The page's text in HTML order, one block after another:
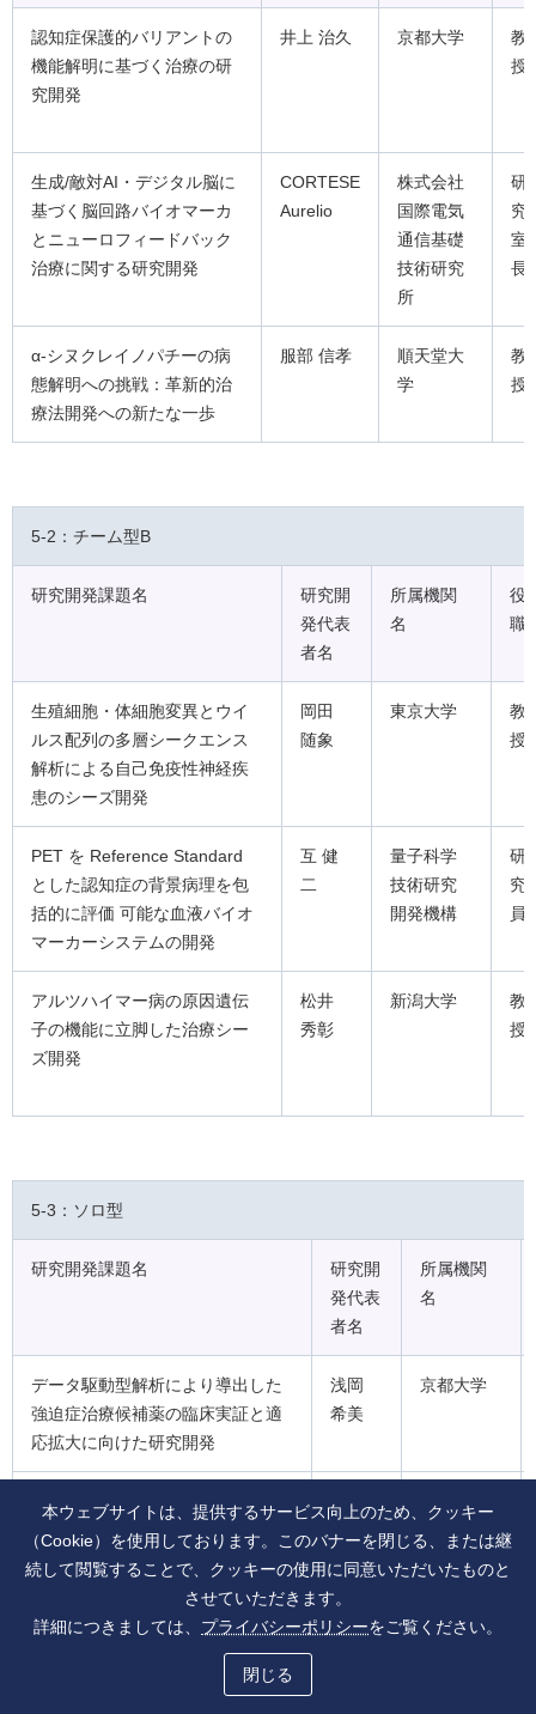
認知症保護的バリアントの
機能解明に基づく治療の研
究開発
井上 治久 京都大学
教
授
生成/敵対AI・デジタル脳に
基づく脳回路バイオマーカ
とニューロフィードバック
治療に関する研究開発
CORTESE
Aurelio
株式会社
国際電気
通信基礎
技術研究
所
研
究
室
長
α-シヌクレイノパチーの病
態解明への挑戦：革新的治
療法開発への新たな一歩
服部 信孝
順天堂大
学
教
授
5-2：チーム型B
研究開発課題名
研究開
発代表
者名
所属機関
名
役
職
生殖細胞・体細胞変異とウイ
ルス配列の多層シークエンス
解析による自己免疫性神経疾
患のシーズ開発
岡田
随象
東京大学
教
授
PET を Reference Standard
とした認知症の背景病理を包
括的に評価 可能な血液バイオ
マーカーシステムの開発
互 健
二
量子科学
技術研究
開発機構
研
究
員
アルツハイマー病の原因遺伝
子の機能に立脚した治療シー
ズ開発
松井
秀彰
新潟大学
教
授
5-3：ソロ型
研究開発課題名
研究開
発代表
者名
所属機関
名
データ駆動型解析により導出した
強迫症治療候補薬の臨床実証と適
応拡大に向けた研究開発
浅岡
希美
京都大学
認知症を引き起こす血漿成分の解
析と移植治療の開発
有村
奈利子
東北大学
タウ病変を伴う認知症性疾患治療
シーズの開発
香奈絵
大学
本ウェブサイトは、提供するサービス向上のため、クッキー
（Cookie）を使用しております。このバナーを閉じる、または継
続して閲覧することで、クッキーの使用に同意いただいたものと
させていただきます。
詳細につきましては、 プライバシーポリシーをご覧ください。
閉じる